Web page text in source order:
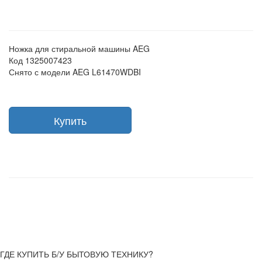
Ножка для стиральной машины AEG
Код 1325007423
Снято с модели AEG L61470WDBI
ГДЕ КУПИТЬ Б/У БЫТОВУЮ ТЕХНИКУ?